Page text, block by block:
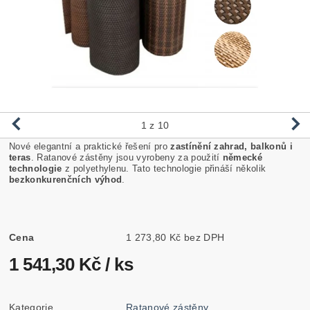
1 z 10
Nové elegantní a praktické řešení prozastínění zahrad, balkonů i
teras . Ratanové zástěny jsou vyrobeny za použití německé
technologie z polyethylenu. Tato technologie přináší několik
bezkonkurenčních výhod
Cena 1 273,80 Kč bez DPH
1 541,30 Kč/ ks
Kategorie Ratanové zástěny